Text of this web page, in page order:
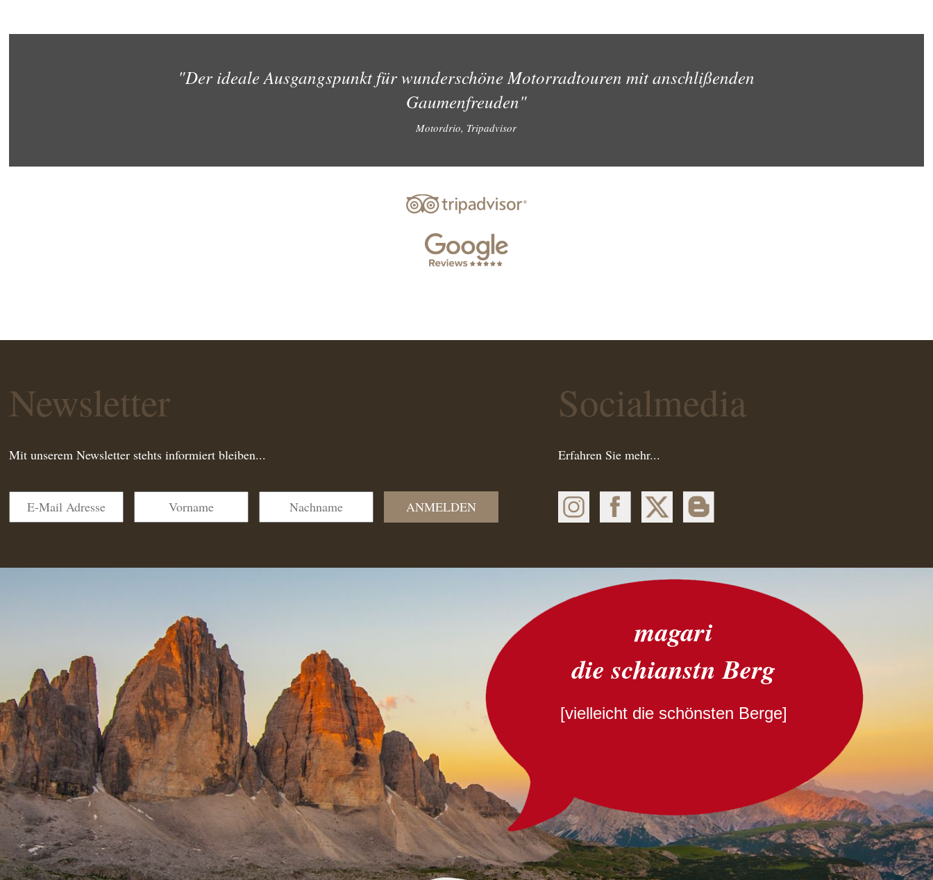
"Der ideale Ausgangspunkt für wunderschöne Motorradtouren mit anschlißenden
Gaumenfreuden"
Motordrio, Tripadvisor
Newsletter
Mit unserem Newsletter stehts informiert bleiben...
ANMELDEN
Socialmedia
Erfahren Sie mehr...
magari
die schianstn Berg
[vielleicht die schönsten Berge]